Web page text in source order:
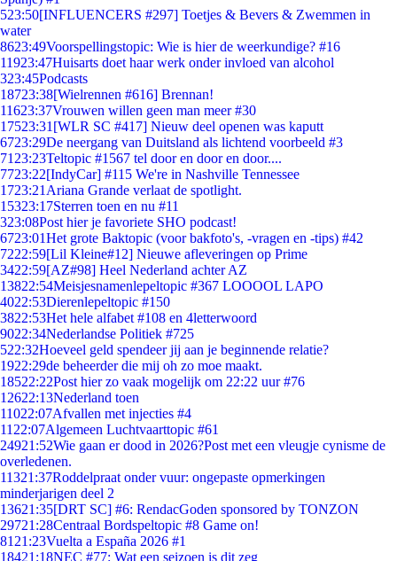
523:50[INFLUENCERS #297] Toetjes & Bevers & Zwemmen in
water
8623:49Voorspellingstopic: Wie is hier de weerkundige? #16
11923:47Huisarts doet haar werk onder invloed van alcohol
323:45Podcasts
18723:38[Wielrennen #616] Brennan!
11623:37Vrouwen willen geen man meer #30
17523:31 [WLR SC #417] Nieuw deel openen was kaputt
6723:29De neergang van Duitsland als lichtend voorbeeld #3
71 23:23Teltopic #1567 tel door en door en door....
7723:22[IndyCar] #115 We're in Nashville Tennessee
1723:21 Ariana Grande verlaat de spotlight.
15323:17Sterren toen en nu #11
323:08Post hier je favoriete SHO podcast!
6723:01Het grote Baktopic (voor bakfoto's, -vragen en -tips) #42
7222:59[Lil Kleine#12] Nieuwe afleveringen op Prime
3422:59[AZ#98] Heel Nederland achter AZ
13822:54Meisjesnamenlepeltopic #367 LOOOOL LAPO
4022:53Dierenlepeltopic #150
3822:53Het hele alfabet #108 en 4letterwoord
9022:34Nederlandse Politiek #725
522:32Hoeveel geld spendeer jij aan je beginnende relatie?
1922:29de beheerder die mij oh zo moe maakt.
18522:22Post hier zo vaak mogelijk om 22:22 uur #76
12622:13Nederland toen
11022:07Afvallen met injecties #4
11 22:07Algemeen Luchtvaarttopic #61
24921:52Wie gaan er dood in 2026?Post met een vleugje cynisme de
overledenen.
11321:37Roddelpraat onder vuur: ongepaste opmerkingen
minderjarigen deel 2
13621:35[DRT SC] #6: RendacGoden sponsored by TONZON
29721:28Centraal Bordspeltopic #8 Game on!
81 21:23Vuelta a España 2026 #1
18421:18NEC #77: Wat een seizoen is dit zeg